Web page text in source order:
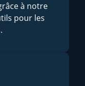
à notre
pour les